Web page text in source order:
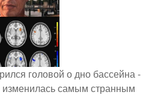
головой о дно бассейна -
изменилась самым странным